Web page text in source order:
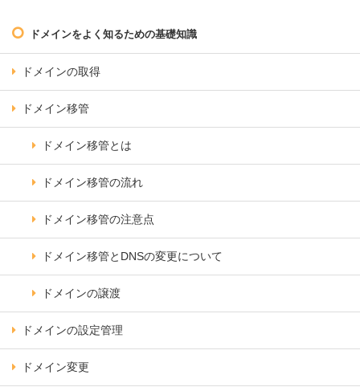
ドメインをよく知るための基礎知識
ドメインの取得
ドメイン移管
ドメイン移管とは
ドメイン移管の流れ
ドメイン移管の注意点
ドメイン移管とDNSの変更について
ドメインの譲渡
ドメインの設定管理
ドメイン変更